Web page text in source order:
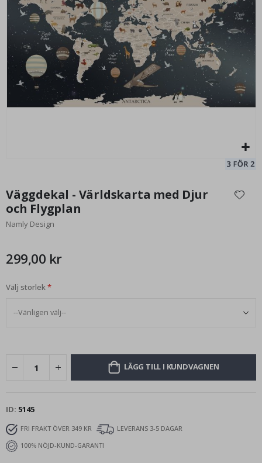
Affisch - Världskarta / Luftballonger / 02
95,00 Kr
början
av
bildgalleriet
Väggdekal - Världskarta med Djur
och Flygplan
Namly Design
299,00 kr
Välj storlek
LÄGG TILL I KUNDVAGNEN
ID 5145
FRI FRAKT ÖVER 349 KR
LEVERANS 3-5 DAGAR
100% NÖJD-KUND-GARANTI